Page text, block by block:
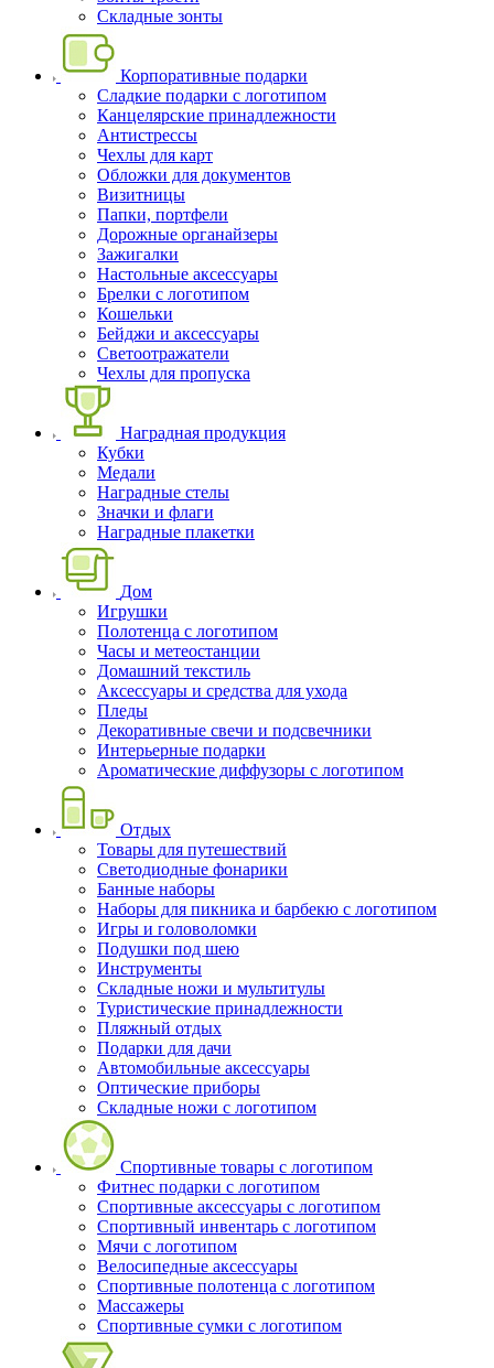
Складные зонты
Корпоративные подарки
Сладкие подарки с логотипом
Канцелярские принадлежности
Антистрессы
Чехлы для карт
Обложки для документов
Визитницы
Папки, портфели
Дорожные органайзеры
Зажигалки
Настольные аксессуары
Брелки с логотипом
Кошельки
Бейджи и аксессуары
Светоотражатели
Чехлы для пропуска
Наградная продукция
Кубки
Медали
Наградные стелы
Значки и флаги
Наградные плакетки
Дом
Игрушки
Полотенца с логотипом
Часы и метеостанции
Домашний текстиль
Аксессуары и средства для ухода
Пледы
Декоративные свечи и подсвечники
Интерьерные подарки
Ароматические диффузоры с логотипом
Отдых
Товары для путешествий
Светодиодные фонарики
Банные наборы
Наборы для пикника и барбекю с логотипом
Игры и головоломки
Подушки под шею
Инструменты
Складные ножи и мультитулы
Туристические принадлежности
Пляжный отдых
Подарки для дачи
Автомобильные аксессуары
Оптические приборы
Складные ножи с логотипом
Спортивные товары с логотипом
Фитнес подарки с логотипом
Спортивные аксессуары с логотипом
Спортивный инвентарь с логотипом
Мячи с логотипом
Велосипедные аксессуары
Спортивные полотенца с логотипом
Массажеры
Спортивные сумки с логотипом